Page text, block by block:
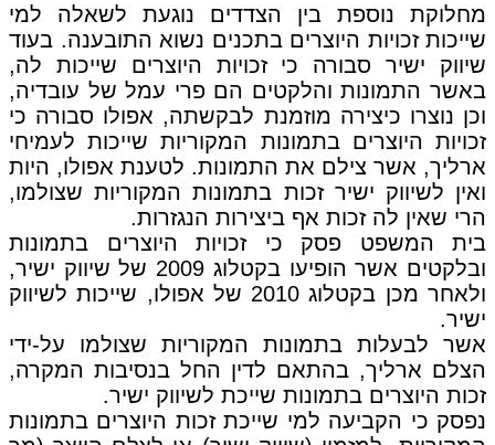
מחלוקת נוספת בין הצדדים נוגעת לשאלה למי
שייכות זכויות היוצרים בתכנים נשוא התובענה. בעוד
שיווק ישיר סבורה כי זכויות היוצרים שייכות לה,
באשר התמונות והלקטים הם פרי עמל של עובדיה,
וכן נוצרו כיצירה מוזמנת לבקשתה, אפולו סבורה כי
זכויות היוצרים בתמונות המקוריות שייכות לעמיחי
ארליך, אשר צילם את התמונות. לטענת אפולו, היות
ואין לשיווק ישיר זכות בתמונות המקוריות שצולמו,
הרי שאין לה זכות אף ביצירות הנגזרות.
בית המשפט פסק כי זכויות היוצרים בתמונות
ובלקטים אשר הופיעו בקטלוג 2009 של שיווק ישיר,
ולאחר מכן בקטלוג 2010 של אפולו, שייכות לשיווק
ישיר.
אשר לבעלות בתמונות המקוריות שצולמו על-ידי
הצלם ארליך, בהתאם לדין החל בנסיבות המקרה,
זכות היוצרים בתמונות שייכת לשיווק ישיר.
נפסק כי הקביעה למי שייכת זכות היוצרים בתמונות